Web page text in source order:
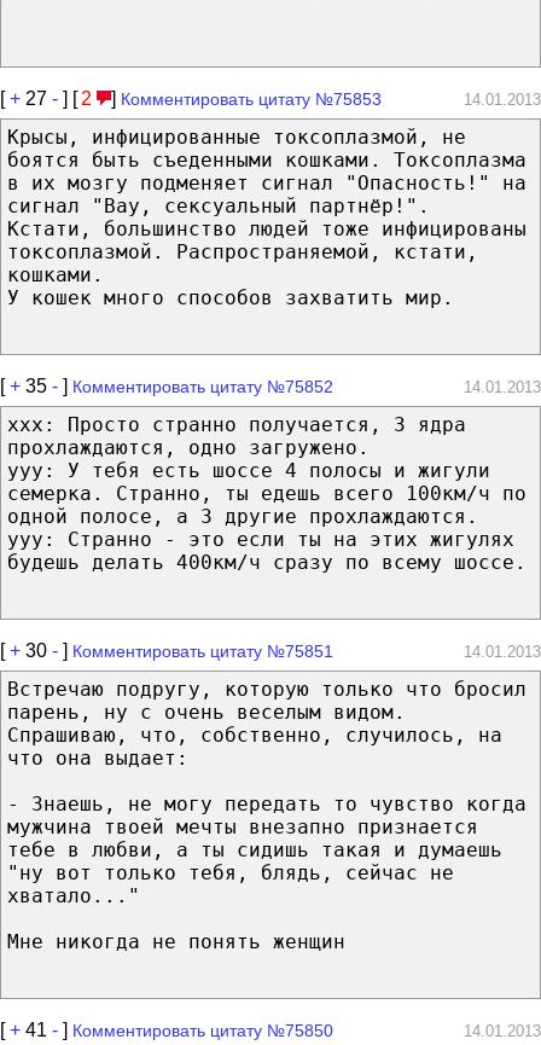
[+ 27 - ] [ 2 ] Комментировать цитату №75853 14.01.2013
Крысы, инфицированные токсоплазмой, не
боятся быть съеденными кошками. Токсоплазма
в их мозгу подменяет сигнал "Опасность!" на
сигнал "Вау, сексуальный партнёр!".
Кстати, большинство людей тоже инфицированы
токсоплазмой. Распространяемой, кстати,
кошками.
У кошек много способов захватить мир.
[+ 35 - ] Комментировать цитату №75852 14.01.2013
xxx: Просто странно получается, 3 ядра
прохлаждаются, одно загружено.
yyy: У тебя есть шоссе 4 полосы и жигули
семерка. Странно, ты едешь всего 100км/ч по
одной полосе, а 3 другие прохлаждаются.
yyy: Странно - это если ты на этих жигулях
будешь делать 400км/ч сразу по всему шоссе.
[+ 30 - ] Комментировать цитату №75851 14.01.2013
Встречаю подругу, которую только что бросил
парень, ну с очень веселым видом.
Спрашиваю, что, собственно, случилось, на
что она выдает:
- Знаешь, не могу передать то чувство когда
мужчина твоей мечты внезапно признается
тебе в любви, а ты сидишь такая и думаешь
"ну вот только тебя, блядь, сейчас не
хватало..."
Мне никогда не понять женщин
[+ 41 - ] Комментировать цитату №75850 14.01.2013